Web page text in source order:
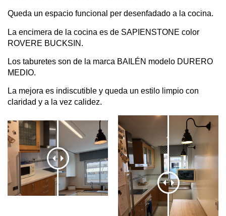
Queda un espacio funcional per desenfadado a la cocina.
La encimera de la cocina es de SAPIENSTONE color
ROVERE BUCKSIN.
Los taburetes son de la marca BAILÉN modelo DURERO
MEDIO.
La mejora es indiscutible y queda un estilo limpio con
claridad y a la vez calidez.